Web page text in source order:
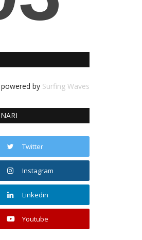
powered by Surfing Waves
Twitter
Instagram
Linkedin
Youtube